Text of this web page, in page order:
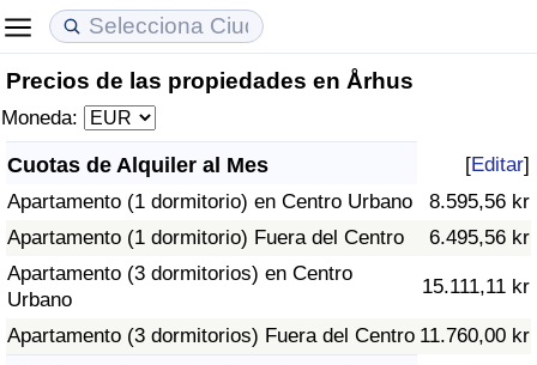
Precios de las propiedades en Århus
Moneda:
Cuotas de Alquiler al Mes [Editar]
Apartamento (1 dormitorio) en Centro Urbano
8.595,56 kr
Apartamento (1 dormitorio) Fuera del Centro
6.495,56 kr
Apartamento (3 dormitorios) en Centro
Urbano
15.111,11 kr
Apartamento (3 dormitorios) Fuera del Centro 11.760,00 kr
Coste de vida
Índice de Costo de Vida (Actual)
Índice de Costo de Vida
Índice de costo de vida por país
en aqaba
Precios de las propiedades
Índice de Precios de Inmuebles (Actual)
Índice de Precios de Inmuebles
Índice de Precios de Inmuebles por País
Calidad de Vida
Índice de Calidad de Vida
Índice de Calidad de Vida (Actual)
Índice de calidad de vida por país
Delincuencia